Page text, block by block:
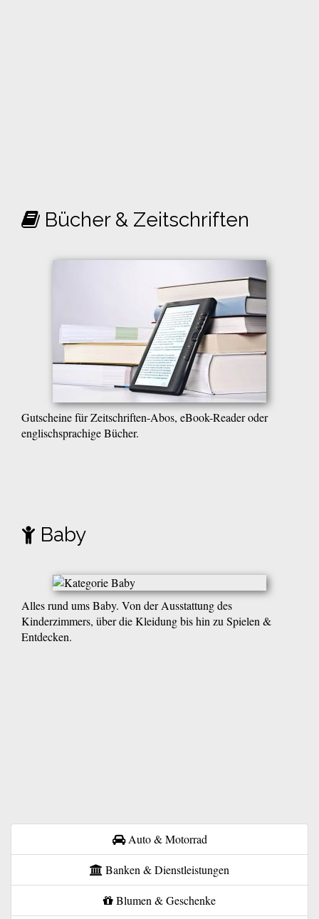
Bücher & Zeitschriften
Gutscheine für Zeitschriften-Abos, eBook-Reader oder
englischsprachige Bücher.
Baby
Alles rund ums Baby. Von der Ausstattung des
Kinderzimmers, über die Kleidung bis hin zu Spielen &
Entdecken.
Auto & Motorrad
Banken & Dienstleistungen
Blumen & Geschenke